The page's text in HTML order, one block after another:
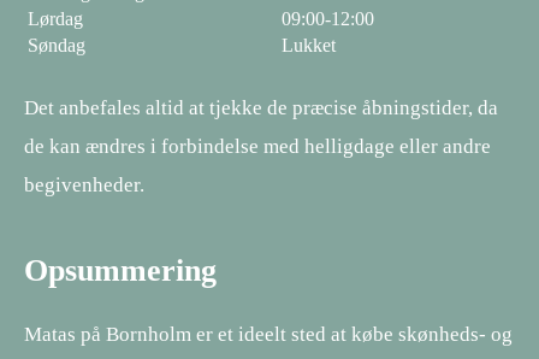
Lørdag
09:00-12:00
Søndag
Lukket
Det anbefales altid at tjekke de præcise åbningstider, da
de kan ændres i forbindelse med helligdage eller andre
begivenheder.
Opsummering
Matas på Bornholm er et ideelt sted at købe skønheds- og